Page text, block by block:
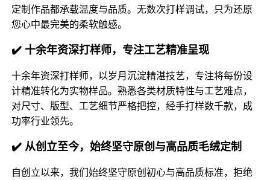
定制作品都承载温度与品质。无数次打样调试，只为还原
您心中最完美的柔软触感。
✔️ 十余年资深打样师，专注工艺精准呈现
十余年资深打样师，以岁月沉淀精湛技艺，专注将每份设
计精准转化为实物样品。熟悉各类材质特性与工艺难点，
对尺寸、版型、工艺细节严格把控，经手打样数千款，成
功率行业领先。
✔️ 从创立至今，始终坚守原创与高品质毛绒定制
自创立以来，我们始终坚守原创初心与高品质标准，拒绝